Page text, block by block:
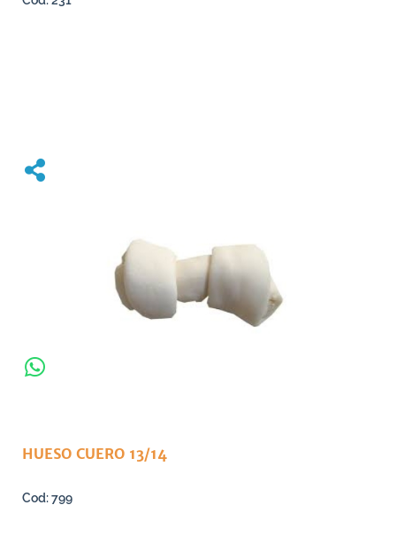
HUESO CUERO 13/14
799